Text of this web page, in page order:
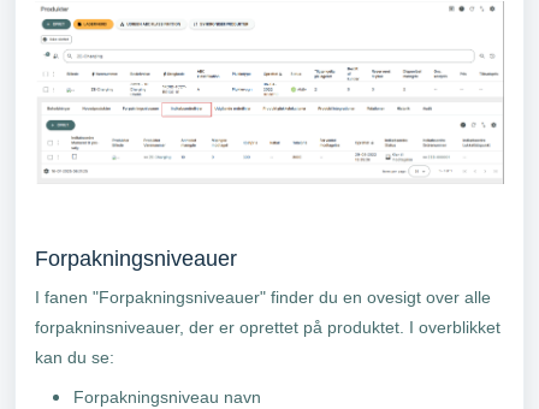
Forpakningsniveauer
I fanen "Forpakningsniveauer" finder du en ovesigt over alle
forpakninsniveauer, der er oprettet på produktet. I overblikket
kan du se:
Forpakningsniveau navn